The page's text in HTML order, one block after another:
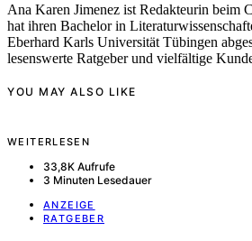
Ana Karen Jimenez ist Redakteurin beim
hat ihren Bachelor in
Eberhard Karls Universität Tübingen
lesenswerte Ratgeber und vielfältige
YOU MAY ALSO LIKE
WEITERLESEN
33,8K Aufrufe
3 Minuten Lesedauer
ANZEIGE
RATGEBER